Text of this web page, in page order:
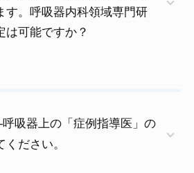
す。呼吸器内科領域専門研
は可能ですか？
呼吸器上の「症例指導医」の
ださい。